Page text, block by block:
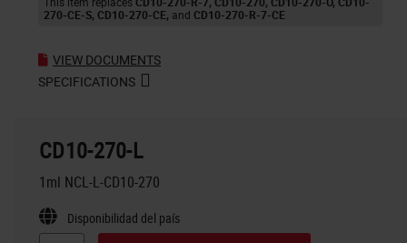
270-CE-S CD10-270-CE CD10-270-R-7-CE
VIEW DOCUMENTS
SPECIFICATIONS
CD10-270-L
1ml NCL-L-CD10-270
Disponibilidad del país